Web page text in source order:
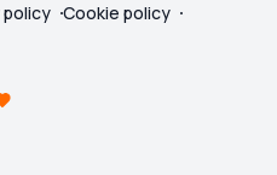
policy Cookie policy